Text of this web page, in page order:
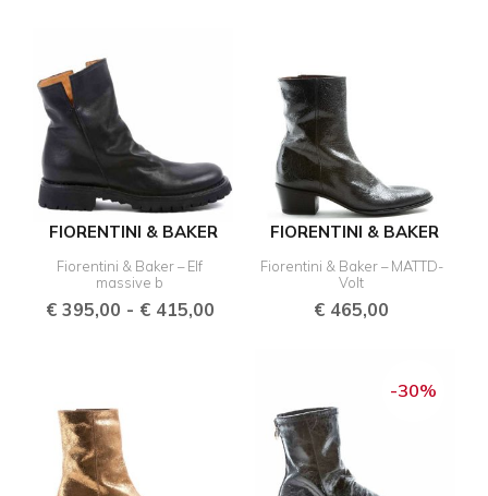
FIORENTINI & BAKER
Fiorentini & Baker – Elf
massive b
€395,00 - €415,00
€ 415,00
FIORENTINI & BAKER
Fiorentini & Baker – MATTD-
Volt
€ 465,00
-30%
was:
is: